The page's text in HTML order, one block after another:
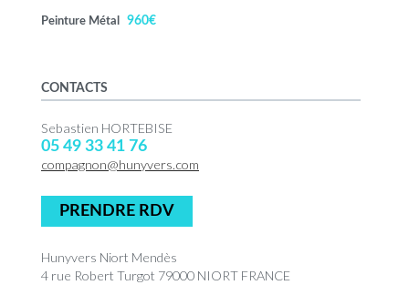
Peinture Métal 960€
CONTACTS
Sebastien HORTEBISE
05 49 33 41 76
compagnon@hunyvers.com
PRENDRE RDV
Hunyvers Niort Mendès
4 rue Robert Turgot 79000 NIORT FRANCE